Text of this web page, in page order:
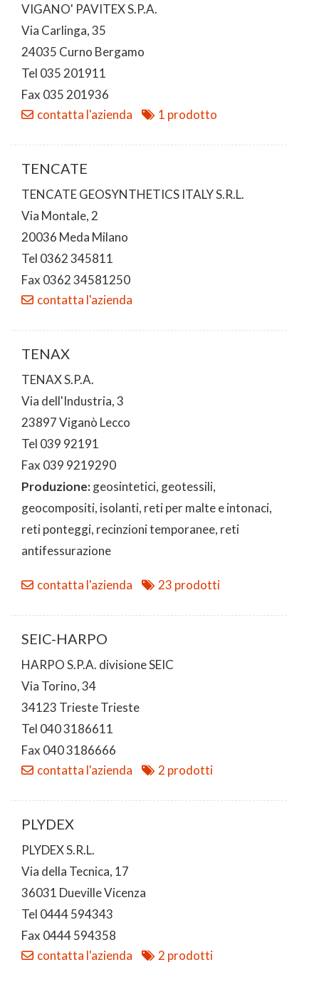
VIGANO' PAVITEX S.P.A.
Via Carlinga, 35
24035 Curno Bergamo
Tel 035 201911
Fax 035 201936
contatta l'azienda
1 prodotto
TENCATE
TENCATE GEOSYNTHETICS ITALY S.R.L.
Via Montale, 2
20036 Meda Milano
Tel 0362 345811
Fax 0362 34581250
contatta l'azienda
TENAX
TENAX S.P.A.
Via dell'Industria, 3
23897 Viganò Lecco
Tel 039 92191
Fax 039 9219290
Produzione:geosintetici, geotessili,
geocompositi, isolanti, reti per malte e intonaci,
reti ponteggi, recinzioni temporanee, reti
antifessurazione
contatta l'azienda 23 prodotti
SEIC-HARPO
HARPO S.P.A. divisione SEIC
Via Torino, 34
34123 Trieste Trieste
Tel 040 3186611
Fax 040 3186666
contatta l'azienda
2 prodotti
PLYDEX
PLYDEX S.R.L.
Via della Tecnica, 17
36031 Dueville Vicenza
Tel 0444 594343
Fax 0444 594358
contatta l'azienda
2 prodotti